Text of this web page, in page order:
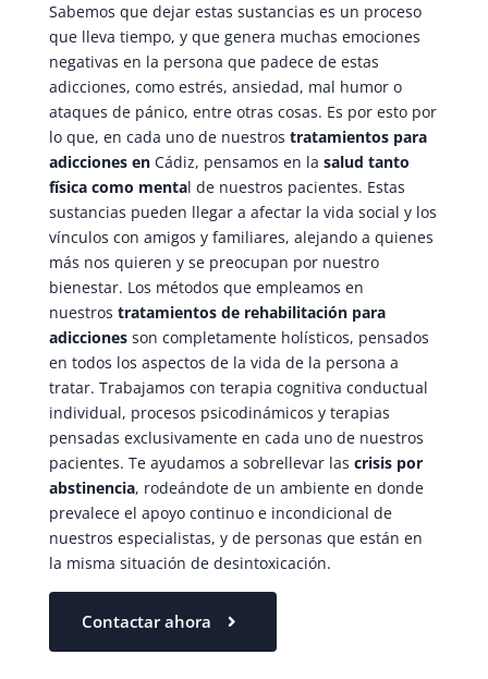
Sabemos que dejar estas sustancias es un proceso
que lleva tiempo, y que genera muchas emociones
negativas en la persona que padece de estas
adicciones, como estrés, ansiedad, mal humor o
ataques de pánico, entre otras cosas. Es por esto por
lo que, en cada uno de nuestros tratamientos para
adicciones en Cádiz, pensamos en la salud tanto
física como mental de nuestros pacientes. Estas
sustancias pueden llegar a afectar la vida social y los
vínculos con amigos y familiares, alejando a quienes
más nos quieren y se preocupan por nuestro
bienestar. Los métodos que empleamos en
nuestros tratamientos de rehabilitación para
adiccionesson completamente holísticos, pensados
en todos los aspectos de la vida de la persona a
tratar. Trabajamos con terapia cognitiva conductual
individual, procesos psicodinámicos y terapias
pensadas exclusivamente en cada uno de nuestros
pacientes. Te ayudamos a sobrellevar las crisis por
abstinencia, rodeándote de un ambiente en donde
prevalece el apoyo continuo e incondicional de
nuestros especialistas, y de personas que están en
la misma situación de desintoxicación.
Contactar ahora